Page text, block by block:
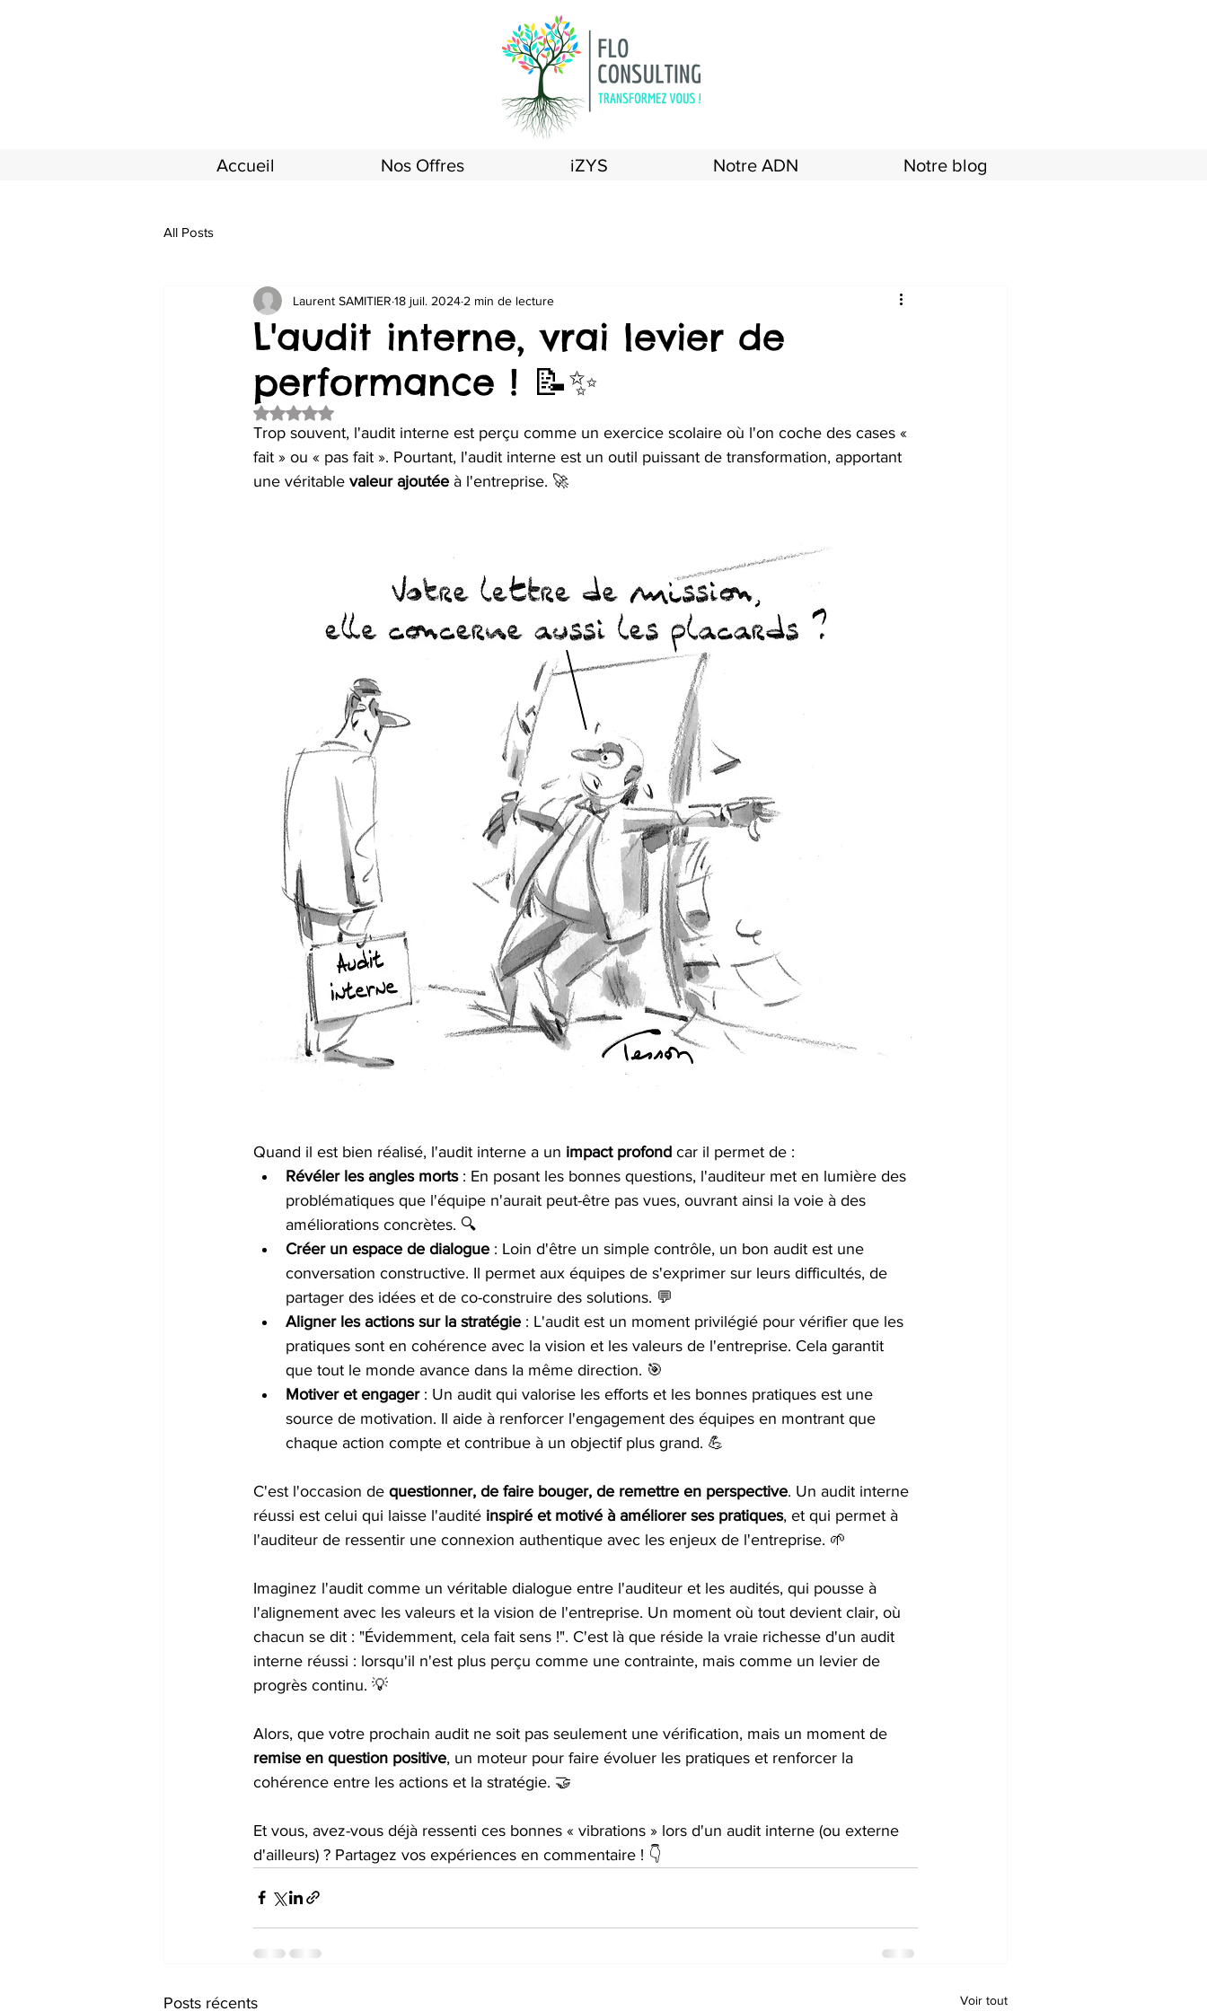
Accueil Nos Offres iZYS Notre ADN Notre blog
All Posts
L'audit interne, vrai levier de
performance ! 📝✨
Laurent SAMITIER 18 juil. 2024 2 min de lecture
Noté NaN étoiles sur 5.
Trop souvent, l'audit interne est perçu comme un exercice scolaire où l'on coche des cases «
fait » ou « pas fait ». Pourtant, l'audit interne est un outil puissant de transformation, apportant
une véritable valeur ajoutée à l'entreprise. 🚀
Quand il est bien réalisé, l'audit interne a un impact profond car il permet de :
Révéler les angles morts : En posant les bonnes questions, l'auditeur met en lumière des
problématiques que l'équipe n'aurait peut-être pas vues, ouvrant ainsi la voie à des
améliorations concrètes. 🔍
Créer un espace de dialogue : Loin d'être un simple contrôle, un bon audit est une
conversation constructive. Il permet aux équipes de s'exprimer sur leurs difficultés, de
partager des idées et de co-construire des solutions. 💬
Aligner les actions sur la stratégie : L'audit est un moment privilégié pour vérifier que les
pratiques sont en cohérence avec la vision et les valeurs de l'entreprise. Cela garantit
que tout le monde avance dans la même direction. 🎯
Motiver et engager : Un audit qui valorise les efforts et les bonnes pratiques est une
source de motivation. Il aide à renforcer l'engagement des équipes en montrant que
chaque action compte et contribue à un objectif plus grand. 💪
C'est l'occasion de questionner, de faire bouger, de remettre en perspective. Un audit interne
réussi est celui qui laisse l'audité inspiré et motivé à améliorer ses pratiques, et qui permet à
l'auditeur de ressentir une connexion authentique avec les enjeux de l'entreprise. 🌱
Imaginez l'audit comme un véritable dialogue entre l'auditeur et les audités, qui pousse à
l'alignement avec les valeurs et la vision de l'entreprise. Un moment où tout devient clair, où
chacun se dit : "Évidemment, cela fait sens !". C'est là que réside la vraie richesse d'un audit
interne réussi : lorsqu'il n'est plus perçu comme une contrainte, mais comme un levier de
progrès continu. 💡
Alors, que votre prochain audit ne soit pas seulement une vérification, mais un moment de
remise en question positive, un moteur pour faire évoluer les pratiques et renforcer la
cohérence entre les actions et la stratégie. 🤝
Et vous, avez-vous déjà ressenti ces bonnes « vibrations » lors d'un audit interne (ou externe
d'ailleurs) ? Partagez vos expériences en commentaire ! 👇
Posts récents Voir tout